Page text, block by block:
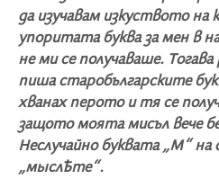
да изучавам изкуството на
упоритата буква за мен в
не ми се получаваше.
пиша старобългарските
хванах перото и тя се
защото моята мисъл вече
Неслучайно буквата „M“ на
„мыслѢте“.